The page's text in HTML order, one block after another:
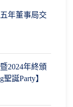
年董事局交
2024年終頒
誕Party】